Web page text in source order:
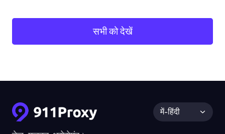
सभी को देखें
में-हिंदी